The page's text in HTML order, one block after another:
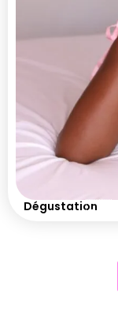
Dégustation🇨🇴